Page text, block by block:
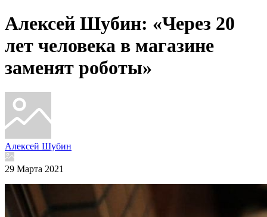
Алексей Шубин: «Через 20
лет человека в магазине
заменят роботы»
Алексей Шубин
29 Марта 2021